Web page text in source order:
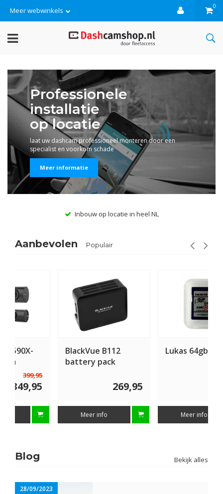
Meer webwinkels 0
Professionele
installatie
op locatie
laat uw dashcam professioneel monteren door een
specialist en voorkom schade
Meer informatie
Inbouw op locatie in heel NL
Aanbevolen Populair
BlackVue B112
battery pack
Meer info
Lukas 64gb SD kaart
Meer info
Blog
28/09/2023
Bekijk alles